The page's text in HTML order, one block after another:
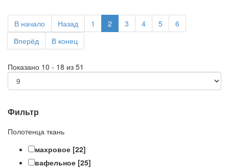
В начало Назад 1 2 3 4 5
6
Вперёд
В конец
Показано 10 - 18 из 51
Фильтр
Полотенца ткань
махровое [22]
вафельное [25]